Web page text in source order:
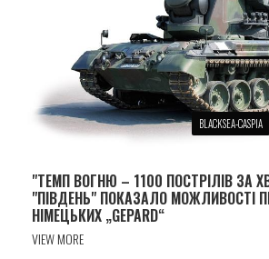
BLACKSEA-CASPIA
"ТЕМП ВОГНЮ – 1100 ПОСТРІЛІВ ЗА
"ПІВДЕНЬ" ПОКАЗАЛО МОЖЛИВОСТІ
НІМЕЦЬКИХ „GEPARD“
VIEW MORE